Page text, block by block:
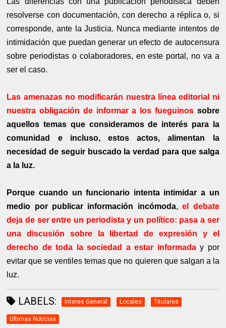
resolverse con documentación, con derecho a réplica o, si
corresponde, ante la Justicia. Nunca mediante intentos de
intimidación que puedan generar un efecto de autocensura
sobre periodistas o colaboradores, en este portal, no va a
ser el caso.
Las amenazas no modificarán nuestra línea editorial ni
nuestra obligación de informar a los fueguinossobre
aquellos temas que consideramos de interés para la
comunidad e incluso, estos actos, alimentan la
necesidad de seguir buscado la verdad para que salga
a la luz.
Porque cuando un funcionario intenta intimidar a un
medio por publicar información incómoda,el debate
deja de ser entre un periodista y un político: pasa a ser
una discusión sobre la libertad de expresión y el
derecho de toda la sociedad a estar informaday por
evitar que se ventiles temas que no quieren que salgan a la
luz.
LABELS: Interes General Locales Titulares
Ultimas Noticias